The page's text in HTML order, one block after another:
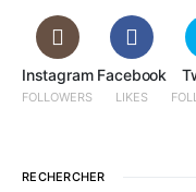
Instagram
FOLLOWERS
Facebook
LIKES
RECHERCHER